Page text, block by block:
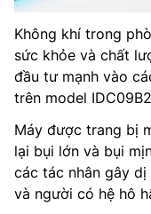
Không khí trong
sức khỏe và chất
đầu tư mạnh vào
trên model
Máy được trang bị
lại bụi lớn và bụi
các tác nhân gây
và người có hệ hô